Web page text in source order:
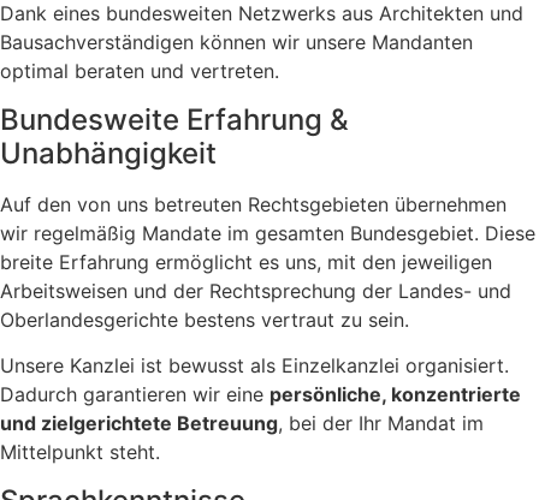
Dank eines bundesweiten Netzwerks aus Architekten und
Bausachverständigen können wir unsere Mandanten
optimal beraten und vertreten.
Bundesweite Erfahrung &
Unabhängigkeit
Auf den von uns betreuten Rechtsgebieten übernehmen
wir regelmäßig Mandate im gesamten Bundesgebiet. Diese
breite Erfahrung ermöglicht es uns, mit den jeweiligen
Arbeitsweisen und der Rechtsprechung der Landes- und
Oberlandesgerichte bestens vertraut zu sein.
Unsere Kanzlei ist bewusst als Einzelkanzlei organisiert.
Dadurch garantieren wir eine persönliche, konzentrierte
und zielgerichtete Betreuung, bei der Ihr Mandat im
Mittelpunkt steht.